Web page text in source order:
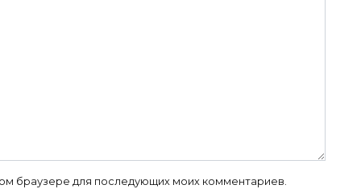
браузере для последующих моих комментариев.